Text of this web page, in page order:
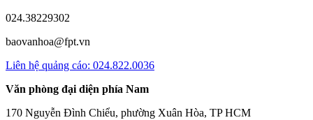
024.38229302
baovanhoa@fpt.vn
Liên hệ quảng cáo: 024.822.0036
Văn phòng đại diện phía Nam
170 Nguyễn Đình Chiểu, phường Xuân Hòa, TP HCM